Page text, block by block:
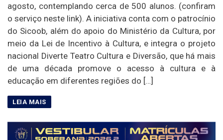
agosto, contemplando cerca de 500 alunos. (confiram
o serviço neste link). A iniciativa conta com o patrocínio
do Sicoob, além do apoio do Ministério da Cultura, por
meio da Lei de Incentivo à Cultura, e integra o projeto
nacional Diverte Teatro Cultura e Diversão, que há mais
de uma década promove o acesso à cultura e à
educação em diferentes regiões do […]